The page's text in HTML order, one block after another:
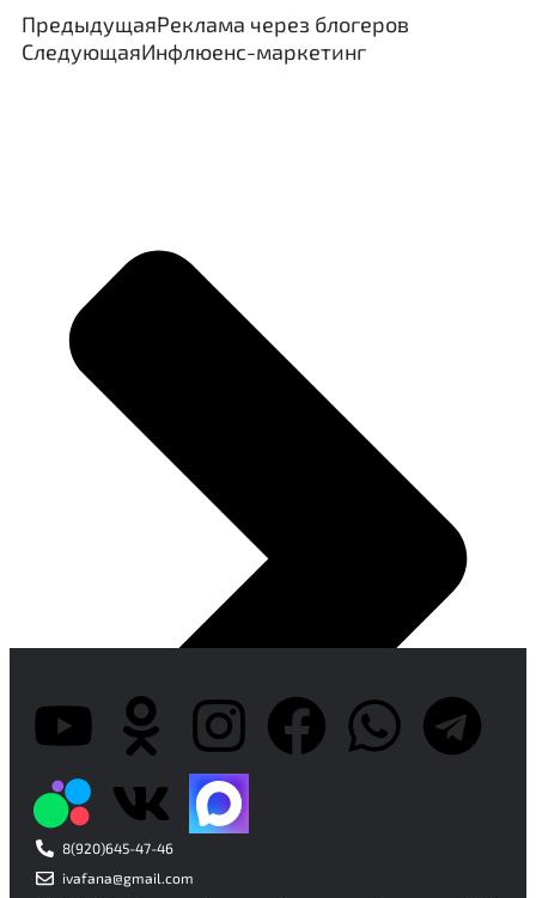
ПредыдущаяРеклама через блогеров
СледующаяИнфлюенс-маркетинг
8(920)645-47-46
ivafana@gmail.com